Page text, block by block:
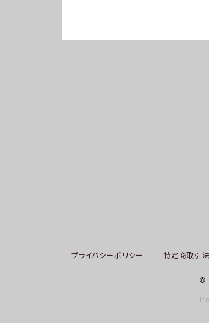
プライバシーポリシー 特定商取引
©